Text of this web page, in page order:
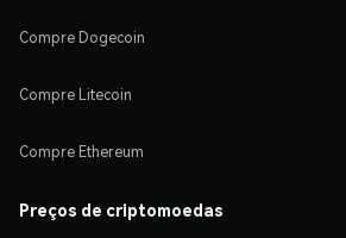
Compre Dogecoin
Compre Litecoin
Compre Ethereum
Preços de criptomoedas